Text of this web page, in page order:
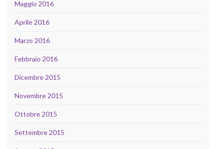
Maggio 2016
Aprile 2016
Marzo 2016
Febbraio 2016
Dicembre 2015
Novembre 2015
Ottobre 2015
Settembre 2015